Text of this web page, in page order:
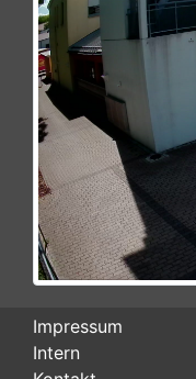
Impressum
Intern